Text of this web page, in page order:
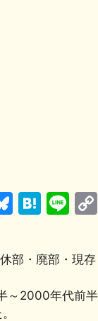
Bl
e
s
k
H
e
n
a
Li
e
部・廃部・現
～2000年代前